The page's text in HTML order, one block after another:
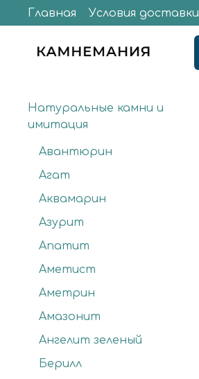
Главная Условия доставки
Натуральные камни и
имитация
Авантюрин
Агат
Аквамарин
Азурит
Апатит
Аметист
Аметрин
Амазонит
Ангелит зеленый
Берилл